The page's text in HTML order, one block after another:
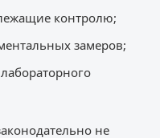
контролю;
замеров;
не